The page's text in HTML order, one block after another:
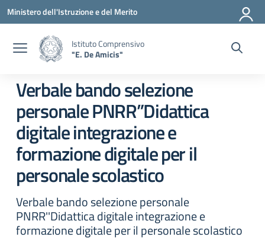
Vai ai contenuti
Vai al menu di navigazione
Vai al footer
Ministero dell'Istruzione e del Merito
Istituto Comprensivo
"E. De Amicis"
Verbale bando selezione
personale PNRR”Didattica
digitale integrazione e
formazione digitale per il
personale scolastico
Verbale bando selezione personale
PNRR''Didattica digitale integrazione e
formazione digitale per il personale scolastico